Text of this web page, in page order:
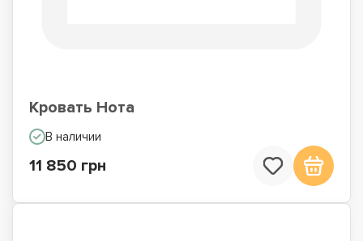
Кровать Нота
В наличии
11 850 грн